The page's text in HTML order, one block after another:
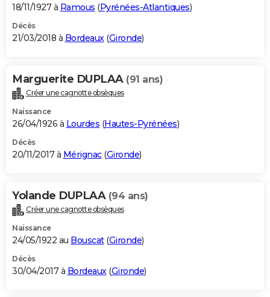
18/11/1927 à Ramous (Pyrénées-Atlantiques)
Décès
21/03/2018 à Bordeaux(Gironde)
Marguerite DUPLAA (91 ans)
Créer une cagnotte obsèques
Naissance
26/04/1926 à Lourdes (Hautes-Pyrénées)
Décès
20/11/2017 à Mérignac(Gironde)
Yolande DUPLAA (94 ans)
Créer une cagnotte obsèques
Naissance
24/05/1922 au Bouscat(Gironde)
Décès
30/04/2017 à Bordeaux(Gironde)